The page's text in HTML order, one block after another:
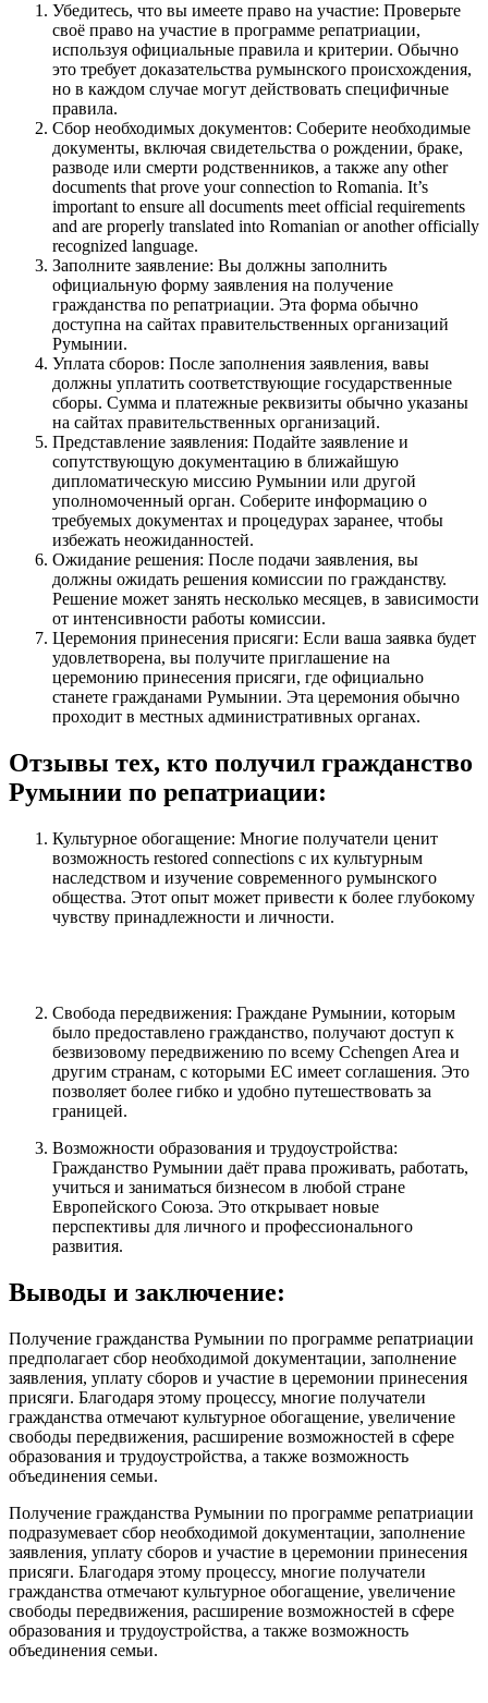
Убедитесь, что вы имеете право на участие: Проверьте
своё право на участие в программе репатриации,
используя официальные правила и критерии. Обычно
это требует доказательства румынского происхождения,
но в каждом случае могут действовать специфичные
правила.
Сбор необходимых документов: Соберите необходимые
документы, включая свидетельства о рождении, браке,
разводе или смерти родственников, а также any other
documents that prove your connection to Romania. It’s
important to ensure all documents meet official requirements
and are properly translated into Romanian or another officially
recognized language.
Заполните заявление: Вы должны заполнить
официальную форму заявления на получение
гражданства по репатриации. Эта форма обычно
доступна на сайтах правительственных организаций
Румынии.
Уплата сборов: После заполнения заявления, вавы
должны уплатить соответствующие государственные
сборы. Сумма и платежные реквизиты обычно указаны
на сайтах правительственных организаций.
Представление заявления: Подайте заявление и
сопутствующую документацию в ближайшую
дипломатическую миссию Румынии или другой
уполномоченный орган. Соберите информацию о
требуемых документах и процедурах заранее, чтобы
избежать неожиданностей.
Ожидание решения: После подачи заявления, вы
должны ожидать решения комиссии по гражданству.
Решение может занять несколько месяцев, в зависимости
от интенсивности работы комиссии.
Церемония принесения присяги: Если ваша заявка будет
удовлетворена, вы получите приглашение на
церемонию принесения присяги, где официально
станете гражданами Румынии. Эта церемония обычно
проходит в местных административных органах.
Отзывы тех, кто получил гражданство
Румынии по репатриации:
Культурное обогащение: Многие получатели ценит
возможность restored connections с их культурным
наследством и изучение современного румынского
общества. Этот опыт может привести к более глубокому
чувству принадлежности и личности.
Свобода передвижения: Граждане Румынии, которым
было предоставлено гражданство, получают доступ к
безвизовому передвижению по всему Сchengen Area и
другим странам, с которыми ЕС имеет соглашения. Это
позволяет более гибко и удобно путешествовать за
границей.
Возможности образования и трудоустройства:
Гражданство Румынии даёт права проживать, работать,
учиться и заниматься бизнесом в любой стране
Европейского Союза. Это открывает новые
перспективы для личного и профессионального
развития.
Выводы и заключение:
Получение гражданства Румынии по программе репатриации
предполагает сбор необходимой документации, заполнение
заявления, уплату сборов и участие в церемонии принесения
присяги. Благодаря этому процессу, многие получатели
гражданства отмечают культурное обогащение, увеличение
свободы передвижения, расширение возможностей в сфере
образования и трудоустройства, а также возможность
объединения семьи.
Получение гражданства Румынии по программе репатриации
подразумевает сбор необходимой документации, заполнение
заявления, уплату сборов и участие в церемонии принесения
присяги. Благодаря этому процессу, многие получатели
гражданства отмечают культурное обогащение, увеличение
свободы передвижения, расширение возможностей в сфере
образования и трудоустройства, а также возможность
объединения семьи.